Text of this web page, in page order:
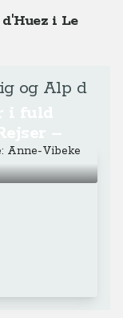
i Le
og Alp d
fuld